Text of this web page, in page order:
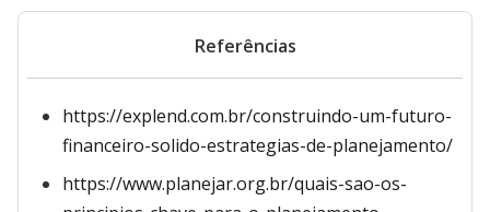
Referências
https://explend.com.br/construindo-um-futuro-
financeiro-solido-estrategias-de-planejamento/
https://www.planejar.org.br/quais-sao-os-